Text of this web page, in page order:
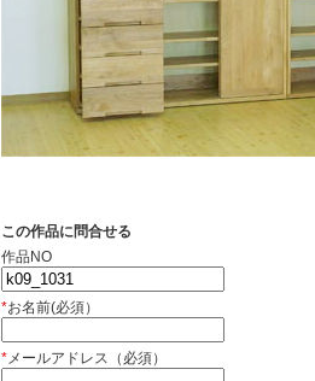
この作品に問合せる
作品NO
*お名前(必須）
*メールアドレス（必須）